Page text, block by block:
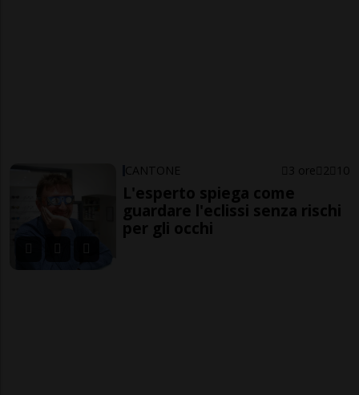
CANTONE 3 ore 2 10
L'esperto spiega come
guardare l'eclissi senza rischi
per gli occhi